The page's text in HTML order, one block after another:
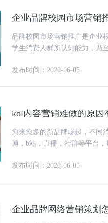
企业品牌校园市场营销
品牌校园市场营销推广是企业
学生消费人群所认知能力，乃
发布时间：2020-06-05
kol内容营销难做的原因
愈来愈多的新品牌崛起，不同
博，b站，直播，社群等平台
发布时间：2020-06-05
企业品牌网络营销策划